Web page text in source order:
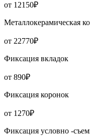
от 12150₽
Металлокерамическая
от 22770₽
Фиксация вкладок
от 890₽
Фиксация коронок
от 1270₽
Фиксация условно -